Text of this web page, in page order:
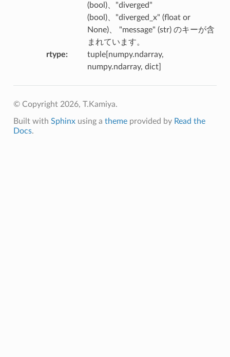
(bool)、"diverged"
(bool)、"diverged_x" (float or
None)、 "message" (str) のキーが含
まれています。
rtype:
tuple[numpy.ndarray,
numpy.ndarray, dict]
© Copyright 2026, T.Kamiya.
Built with Sphinxusing a themeprovided by Read the
Docs.